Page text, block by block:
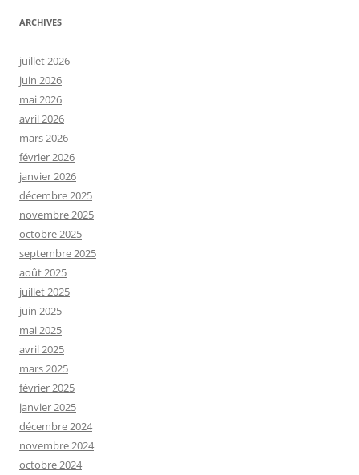
ARCHIVES
juillet 2026
juin 2026
mai 2026
avril 2026
mars 2026
février 2026
janvier 2026
décembre 2025
novembre 2025
octobre 2025
septembre 2025
août 2025
juillet 2025
juin 2025
mai 2025
avril 2025
mars 2025
février 2025
janvier 2025
décembre 2024
novembre 2024
octobre 2024